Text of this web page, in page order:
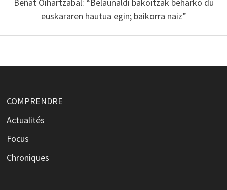
euskararen hautua egin; baikorra naiz”
COMPRENDRE
Actualités
Focus
Chroniques